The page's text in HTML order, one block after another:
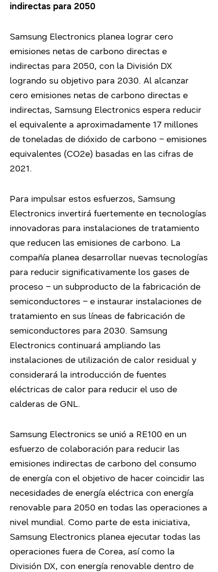
indirectas para 2050
Samsung Electronics planea lograr cero
emisiones netas de carbono directas e
indirectas para 2050, con la División DX
logrando su objetivo para 2030. Al alcanzar
cero emisiones netas de carbono directas e
indirectas, Samsung Electronics espera reducir
el equivalente a aproximadamente 17 millones
de toneladas de dióxido de carbono – emisiones
equivalentes (CO2e) basadas en las cifras de
2021.
Para impulsar estos esfuerzos, Samsung
Electronics invertirá fuertemente en tecnologías
innovadoras para instalaciones de tratamiento
que reducen las emisiones de carbono. La
compañía planea desarrollar nuevas tecnologías
para reducir significativamente los gases de
proceso – un subproducto de la fabricación de
semiconductores – e instaurar instalaciones de
tratamiento en sus líneas de fabricación de
semiconductores para 2030. Samsung
Electronics continuará ampliando las
instalaciones de utilización de calor residual y
considerará la introducción de fuentes
eléctricas de calor para reducir el uso de
calderas de GNL.
Samsung Electronics se unió a RE100 en un
esfuerzo de colaboración para reducir las
emisiones indirectas de carbono del consumo
de energía con el objetivo de hacer coincidir las
necesidades de energía eléctrica con energía
renovable para 2050 en todas las operaciones a
nivel mundial. Como parte de esta iniciativa,
Samsung Electronics planea ejecutar todas las
operaciones fuera de Corea, así como la
División DX, con energía renovable dentro de